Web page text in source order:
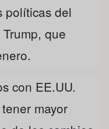
políticas del
que
con EE.UU.
mayor